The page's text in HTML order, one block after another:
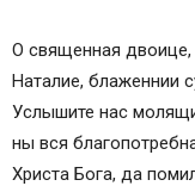
О священная
Наталие, блаженнии
Услышите нас
ны вся
Христа Бога, да